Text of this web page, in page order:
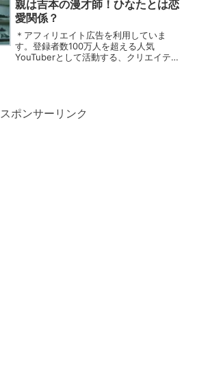
親は吉本の漫才師！ひなたとは恋
愛関係？
＊アフィリエイト広告を利用していま
す。登録者数100万人を超える人気
YouTuberとして活動する、クリエイティ
スポンサーリンク